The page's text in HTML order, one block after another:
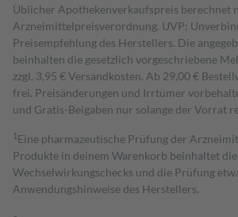
Üblicher Apothekenverkaufspreis berechnet
Arzneimittelpreisverordnung. UVP:
Preisempfehlung des Herstellers. Die
beinhalten die gesetzlich vorgeschriebene
zzgl. 3,95 € Versandkosten. Ab 29,00 €
frei. Preisänderungen und Irrtümer
und Gratis-Beigaben nur solange der Vorrat
1 Eine pharmazeutische Prüfung der
Produkte in deinem Warenkorb beinhaltet
Wechselwirkungschecks und die Prüfung
Anwendungshinweise des Herstellers.